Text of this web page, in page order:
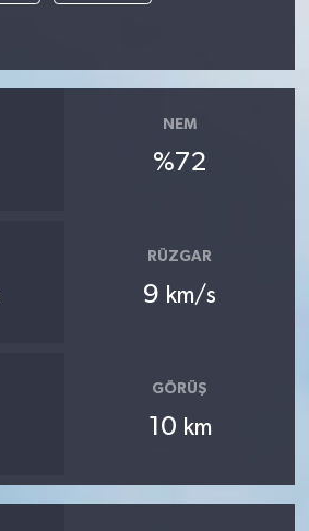
NEM
%72
RÜZGAR
9 km/s
GÖRÜŞ
10 km